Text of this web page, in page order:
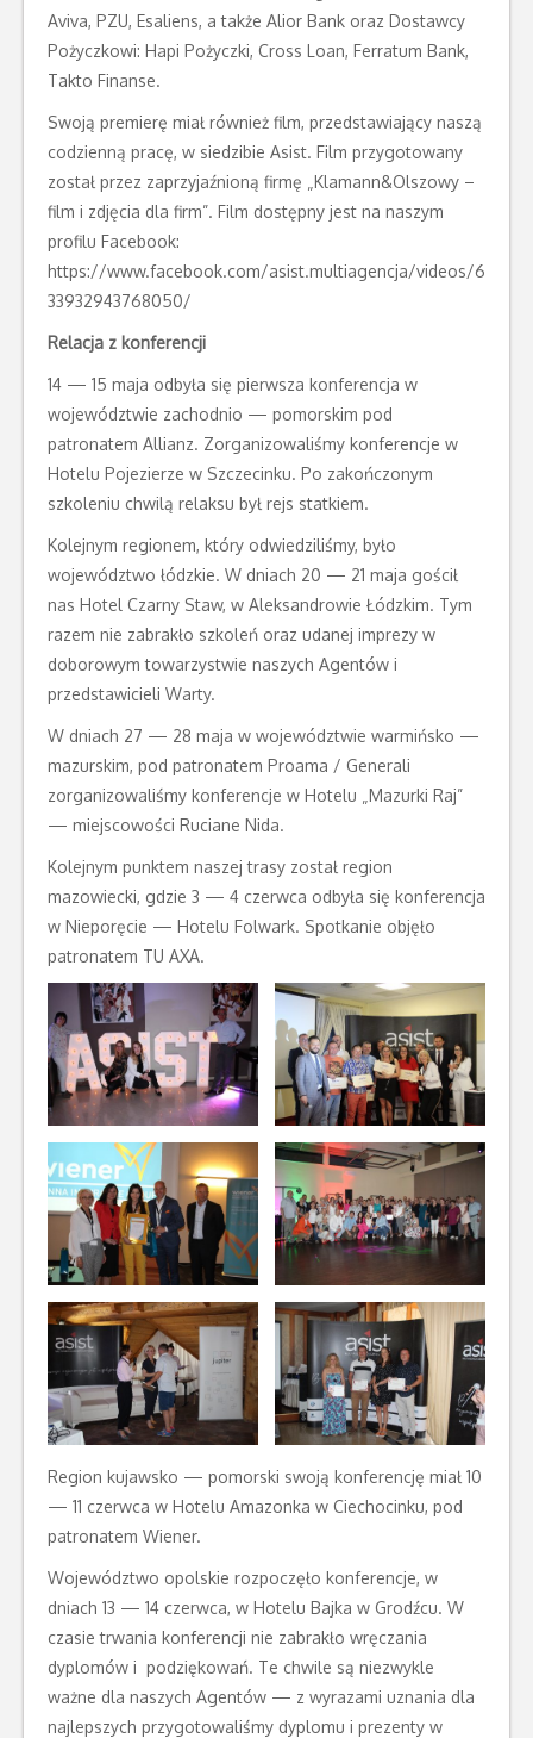
Aviva, PZU, Esaliens, a także Alior Bank oraz Dostawcy
Pożyczkowi: Hapi Pożyczki, Cross Loan, Ferratum Bank,
Takto Finanse.
Swoją premierę miał również film, przedstawiający naszą
codzienną pracę, w siedzibie Asist. Film przygotowany
został przez zaprzyjaźnioną firmę „Klamann&Olszowy –
film i zdjęcia dla firm”. Film dostępny jest na naszym
profilu Facebook:
https://www.facebook.com/asist.multiagencja/videos/6
33932943768050/
Relacja z konferencji
14 — 15 maja odbyła się pierwsza konferencja w
województwie zachodnio — pomorskim pod
patronatem Allianz. Zorganizowaliśmy konferencje w
Hotelu Pojezierze w Szczecinku. Po zakończonym
szkoleniu chwilą relaksu był rejs statkiem.
Kolejnym regionem, który odwiedziliśmy, było
województwo łódzkie. W dniach 20 — 21 maja gościł
nas Hotel Czarny Staw, w Aleksandrowie Łódzkim. Tym
razem nie zabrakło szkoleń oraz udanej imprezy w
doborowym towarzystwie naszych Agentów i
przedstawicieli Warty.
W dniach 27 — 28 maja w województwie warmińsko —
mazurskim, pod patronatem Proama / Generali
zorganizowaliśmy konferencje w Hotelu „Mazurki Raj”
— miejscowości Ruciane Nida.
Kolejnym punktem naszej trasy został region
mazowiecki, gdzie 3 — 4 czerwca odbyła się konferencja
w Nieporęcie — Hotelu Folwark. Spotkanie objęło
patronatem TU AXA.
Region kujawsko — pomorski swoją konferencję miał 10
— 11 czerwca w Hotelu Amazonka w Ciechocinku, pod
patronatem Wiener.
Województwo opolskie rozpoczęło konferencje, w
dniach 13 — 14 czerwca, w Hotelu Bajka w Grodźcu. W
czasie trwania konferencji nie zabrakło wręczania
dyplomów i podziękowań. Te chwile są niezwykle
ważne dla naszych Agentów — z wyrazami uznania dla
najlepszych przygotowaliśmy dyplomu i prezenty w